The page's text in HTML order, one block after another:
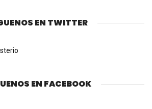
EN TWITTER
EN FACEBOOK